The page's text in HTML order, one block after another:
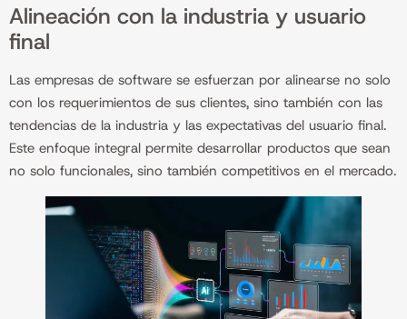
Alineación con la industria y usuario
final
Las empresas de software se esfuerzan por alinearse no solo
con los requerimientos de sus clientes, sino también con las
tendencias de la industria y las expectativas del usuario final.
Este enfoque integral permite desarrollar productos que sean
no solo funcionales, sino también competitivos en el mercado.